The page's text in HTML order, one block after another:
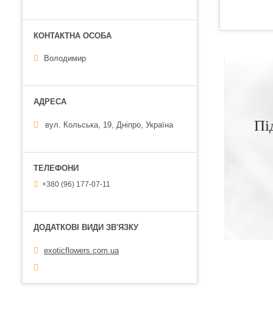
Володимир
вул. Кольська, 19, Дніпро, Україна
+380 (96) 177-07-11
exoticflowers.com.ua